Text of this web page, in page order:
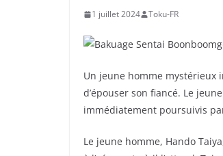
1 juillet 2024 Toku-FR
Un jeune homme mystérieux
d’épouser son fiancé. Le
immédiatement poursuivis
Le jeune homme, Hando